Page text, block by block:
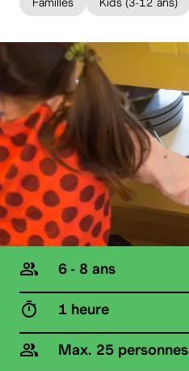
6 - 8 ans
1 heure
Max. 25 personnes